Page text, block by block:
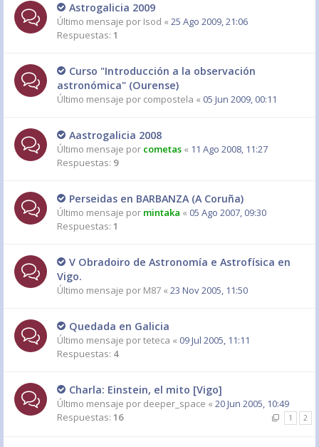
Astrogalicia 2009
Último mensaje por Isod « 25 Ago 2009, 21:06
Respuestas: 1
Curso "Introducción a la observación
astronómica" (Ourense)
Último mensaje por compostela « 05 Jun 2009, 00:11
Aastrogalicia 2008
Último mensaje por cometas « 11 Ago 2008, 11:27
Respuestas: 9
Perseidas en BARBANZA (A Coruña)
Último mensaje por mintaka « 05 Ago 2007, 09:30
Respuestas: 1
V Obradoiro de Astronomía e Astrofísica en
Vigo.
Último mensaje por M87 « 23 Nov 2005, 11:50
Quedada en Galicia
Último mensaje porteteca « 09 Jul 2005, 11:11
Respuestas: 4
Charla: Einstein, el mito [Vigo]
Último mensaje por deeper_space « 20 Jun 2005, 10:49
Respuestas: 16 1 2